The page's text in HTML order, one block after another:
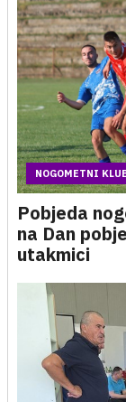
NOGOMETNI
Pobjeda
na Dan
utakmici